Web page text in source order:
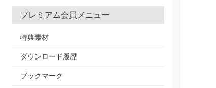
プレミアム会員メニュー
特典素材
ダウンロード履歴
ブックマーク